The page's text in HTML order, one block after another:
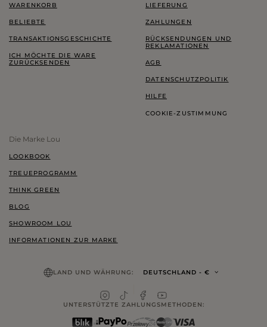
WARENKORB
BELIEBTE
TRANSAKTIONSGESCHICHTE
ICH MÖCHTE DIE WARE
ZURÜCKSENDEN
LIEFERUNG
ZAHLUNGEN
RÜCKSENDUNGEN UND
REKLAMATIONEN
AGB
DATENSCHUTZPOLITIK
HILFE
COOKIE-ZUSTIMMUNG
Die Marke Lou
LOOKBOOK
TREUEPROGRAMM
THINK GREEN
BLOG
SHOWROOM LOU
INFORMATIONEN ZUR MARKE
LAND UND WÄHRUNG: DEUTSCHLAND - €
UNTERSTÜTZTE ZAHLUNGSMETHODEN: